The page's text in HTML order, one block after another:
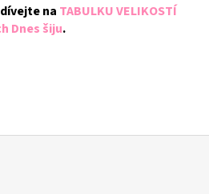
na TABULKU VELIKOSTÍ
Dnes šiju.